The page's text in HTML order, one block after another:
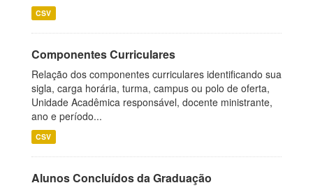
CSV
Componentes Curriculares
Relação dos componentes curriculares identificando sua
sigla, carga horária, turma, campus ou polo de oferta,
Unidade Acadêmica responsável, docente ministrante,
ano e período...
CSV
Alunos Concluídos da Graduação